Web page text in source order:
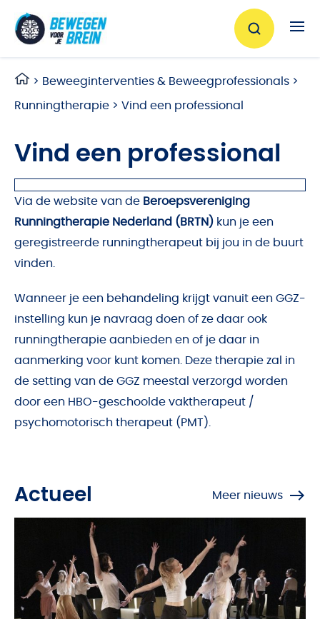
> Beweeginterventies & Beweegprofessionals >
Runningtherapie > Vind een professional
Vind een professional
Via de website van de Beroepsvereniging
Runningtherapie Nederland (BRTN) kun je een
geregistreerde runningtherapeut bij jou in de buurt
vinden.
Wanneer je een behandeling krijgt vanuit een GGZ-
instelling kun je navraag doen of ze daar ook
runningtherapie aanbieden en of je daar in
aanmerking voor kunt komen. Deze therapie zal in
de setting van de GGZ meestal verzorgd worden
door een HBO-geschoolde vaktherapeut /
psychomotorisch therapeut (PMT).
Actueel Meer nieuws